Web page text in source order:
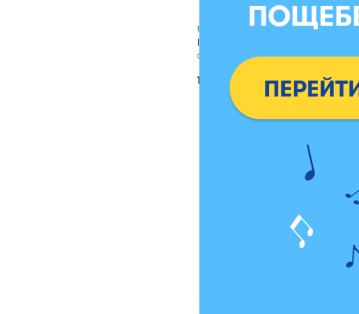
В наличии
Кепка «I just wanna go home and
drink wine» бежевая
1199 грн